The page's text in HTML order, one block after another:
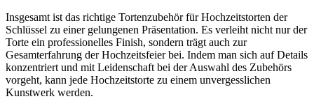
Insgesamt ist das richtige Tortenzubehör für Hochzeitstorten der
Schlüssel zu einer gelungenen Präsentation. Es verleiht nicht nur der
Torte ein professionelles Finish, sondern trägt auch zur
Gesamterfahrung der Hochzeitsfeier bei. Indem man sich auf Details
konzentriert und mit Leidenschaft bei der Auswahl des Zubehörs
vorgeht, kann jede Hochzeitstorte zu einem unvergesslichen
Kunstwerk werden.